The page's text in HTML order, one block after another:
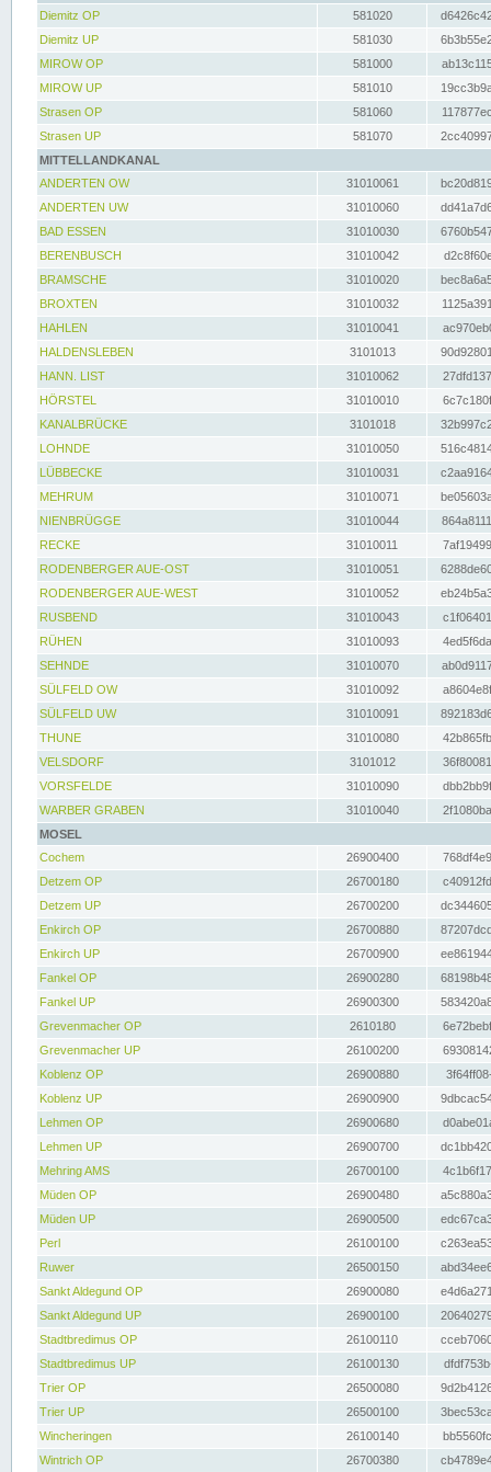
Diemitz OP
581020
Diemitz UP
581030
MIROW OP
581000
MIROW UP
581010
Strasen OP
581060
Strasen UP
581070
MITTELLANDKANAL
ANDERTEN OW
31010061
ANDERTEN UW
31010060
BAD ESSEN
31010030
BERENBUSCH
31010042
BRAMSCHE
31010020
BROXTEN
31010032
HAHLEN
31010041
HALDENSLEBEN
3101013
HANN. LIST
31010062
HÖRSTEL
31010010
KANALBRÜCKE
3101018
LOHNDE
31010050
LÜBBECKE
31010031
MEHRUM
31010071
NIENBRÜGGE
31010044
RECKE
31010011
RODENBERGER AUE-OST
31010051
RODENBERGER AUE-WEST
31010052
RUSBEND
31010043
RÜHEN
31010093
SEHNDE
31010070
SÜLFELD OW
31010092
SÜLFELD UW
31010091
THUNE
31010080
VELSDORF
3101012
VORSFELDE
31010090
WARBER GRABEN
31010040
MOSEL
Cochem
26900400
Detzem OP
26700180
Detzem UP
26700200
Enkirch OP
26700880
Enkirch UP
26700900
Fankel OP
26900280
Fankel UP
26900300
Grevenmacher OP
2610180
Grevenmacher UP
26100200
Koblenz OP
26900880
Koblenz UP
26900900
Lehmen OP
26900680
Lehmen UP
26900700
Mehring AMS
26700100
Müden OP
26900480
Müden UP
26900500
Perl
26100100
Ruwer
26500150
Sankt Aldegund OP
26900080
Sankt Aldegund UP
26900100
Stadtbredimus OP
26100110
Stadtbredimus UP
26100130
Trier OP
26500080
Trier UP
26500100
Wincheringen
26100140
Wintrich OP
26700380